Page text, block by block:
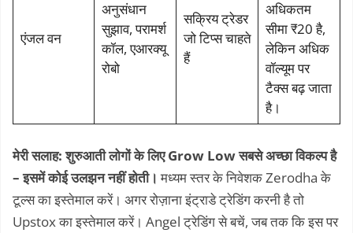
एंजल वन
अनुसंधान
सुझाव, परामर्श
कॉल, एआरक्यू
रोबो
सक्रिय ट्रेडर
जो टिप्स चाहते
हैं
अधिकतम
सीमा ₹20 है,
लेकिन अधिक
वॉल्यूम पर
टैक्स बढ़ जाता
है।
मेरी सलाह: शुरुआती लोगों के लिए Grow Low सबसे अच्छा विकल्प है
– इसमें कोई उलझन नहीं होती। मध्यम स्तर के निवेशक Zerodha के
टूल्स का इस्तेमाल करें। अगर रोज़ाना इंट्राडे ट्रेडिंग करनी है तो
Upstox का इस्तेमाल करें। Angel ट्रेडिंग से बचें, जब तक कि इस पर